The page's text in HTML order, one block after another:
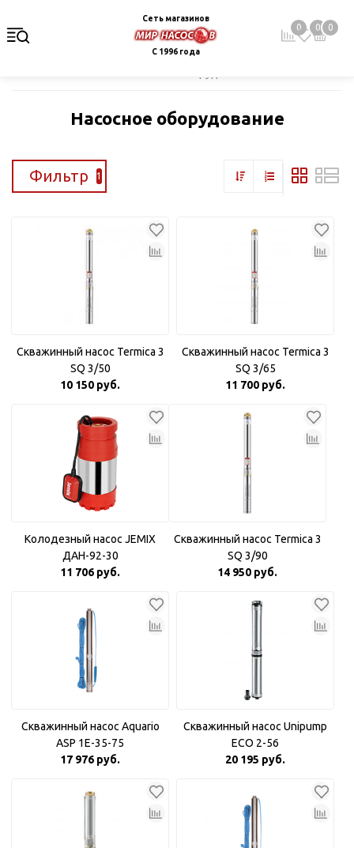
Сеть магазинов
С 1996 года
0 0 0
Насосное оборудование
Фильтр 1
Скважинный насос Termica 3
SQ 3/50
10 150 руб.
Скважинный насос Termica 3
SQ 3/65
11 700 руб.
Колодезный насос JEMIX
ДАН-92-30
11 706 руб.
Скважинный насос Termica 3
SQ 3/90
14 950 руб.
Скважинный насос Aquario
ASP 1E-35-75
17 976 руб.
Скважинный насос Unipump
ECO 2-56
20 195 руб.